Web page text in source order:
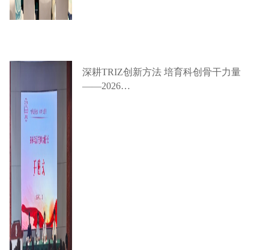
深耕TRIZ创新方法 培育科创骨干力量
——2026…